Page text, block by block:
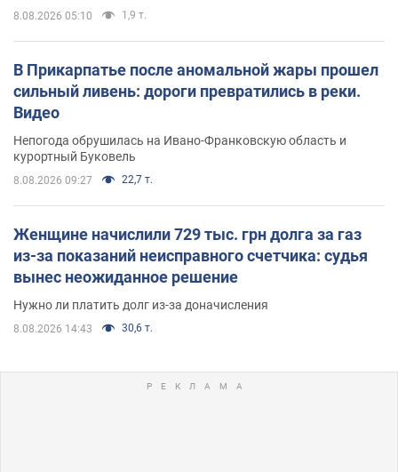
8.08.2026 05:10 1,9 т.
В Прикарпатье после аномальной жары прошел
сильный ливень: дороги превратились в реки.
Видео
Непогода обрушилась на Ивано-Франковскую область и
курортный Буковель
8.08.2026 09:27 22,7 т.
Женщине начислили 729 тыс. грн долга за газ
из-за показаний неисправного счетчика: судья
вынес неожиданное решение
Нужно ли платить долг из-за доначисления
8.08.2026 14:43 30,6 т.